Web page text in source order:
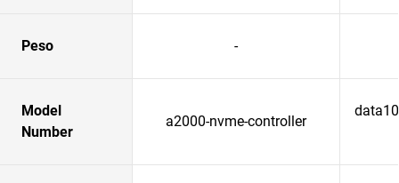
Peso -
Model
Number
a2000-nvme-controller